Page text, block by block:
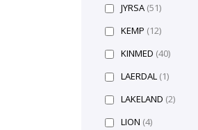
JYRSA (51)
KEMP (12)
KINMED (40)
LAERDAL (1)
LAKELAND (2)
LION (4)